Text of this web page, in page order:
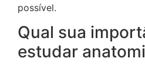
possível.
Qual sua
estudar